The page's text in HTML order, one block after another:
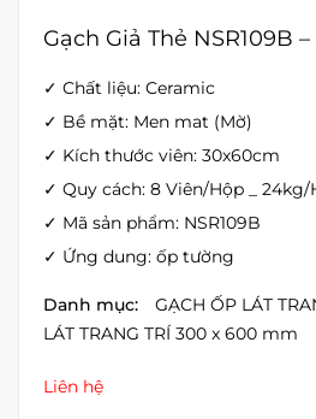
Gạch Giả Thẻ NSR109B
✓ Chất liệu: Ceramic
✓ Bề mặt: Men mat (Mờ)
✓ Kích thước viên: 30x60cm
✓ Quy cách: 8 Viên/Hộp _ 24kg/
✓ Mã sản phẩm: NSR109B
✓ Ứng dung: ốp tường
Danh mục: GẠCH ỐP LÁT
LÁT TRANG TRÍ 300 x 600 mm
Liên hệ